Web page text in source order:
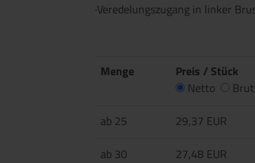
·Veredelungszugang in linker
Menge
Preis / Stück
Netto
ab 25
29,37 EUR
ab 30
27,48 EUR